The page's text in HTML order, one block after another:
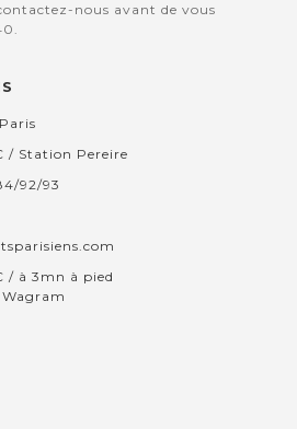
nous avant de vous
/ Station Pereire
92/93
/ à 3mn à pied